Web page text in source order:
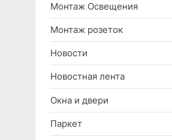
Монтаж Освещения
Монтаж розеток
Новости
Новостная лента
Окна и двери
Паркет